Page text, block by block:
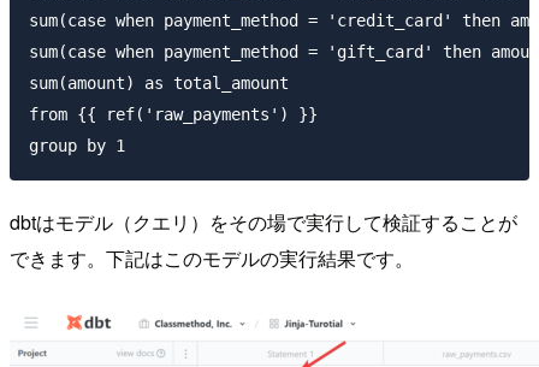
sum(case when payment_method = 'credit_card' then
sum(case when payment_method = 'gift_card' then
sum(amount) as total_amount
from {{ ref('raw_payments') }}
dbtはモデル（クエリ）をその場で実行して検証することが
できます。下記はこのモデルの実行結果です。